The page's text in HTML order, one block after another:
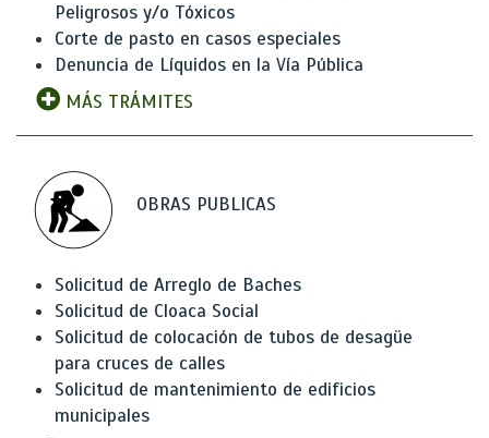
Peligrosos y/o Tóxicos
Corte de pasto en casos especiales
Denuncia de Líquidos en la Vía Pública
MÁS TRÁMITES
OBRAS PUBLICAS
Solicitud de Arreglo de Baches
Solicitud de Cloaca Social
Solicitud de colocación de tubos de desagüe
para cruces de calles
Solicitud de mantenimiento de edificios
municipales